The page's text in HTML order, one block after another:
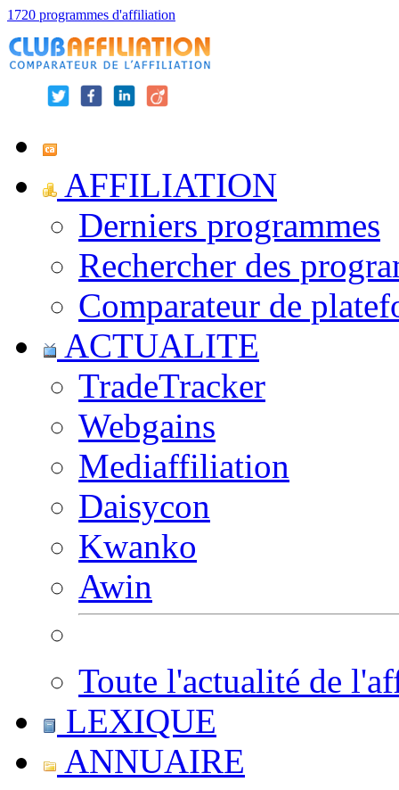
1720 programmes d'affiliation
AFFILIATION
Derniers programmes
Rechercher des
Comparateur de
ACTUALITE
TradeTracker
Webgains
Mediaffiliation
Daisycon
Kwanko
Awin
Toute l'actualité de
LEXIQUE
ANNUAIRE